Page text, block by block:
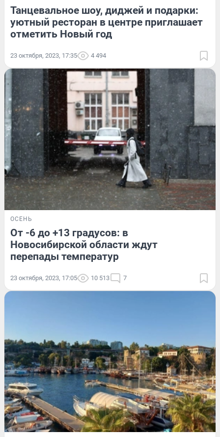
Танцевальное шоу, диджей и подарки:
уютный ресторан в центре приглашает
отметить Новый год
23 октября, 2023, 17:35 4 494
ОСЕНЬ
От -6 до +13 градусов: в
Новосибирской области ждут
перепады температур
23 октября, 2023, 17:05 10 513 7